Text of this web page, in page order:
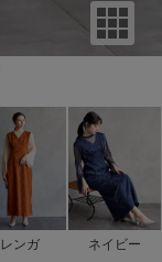
レンガ ネイビー